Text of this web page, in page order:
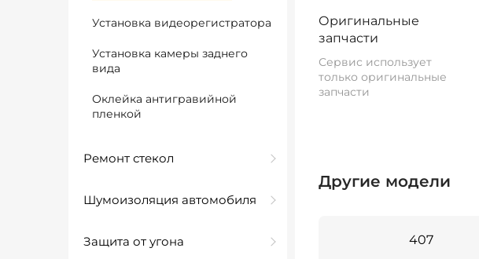
Установка видеорегистратора
Установка камеры заднего
вида
Оклейка антигравийной
пленкой
Ремонт стекол
Шумоизоляция автомобиля
Защита от угона
Оригинальные
запчасти
Сервис использует
только оригинальные
запчасти
Другие модели
407